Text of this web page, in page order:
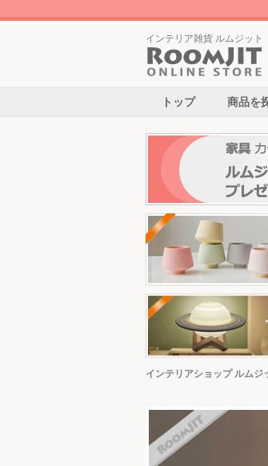
インテリア雑貨 ルムジット
トップ 商品を
インテリアショップ ルムジ